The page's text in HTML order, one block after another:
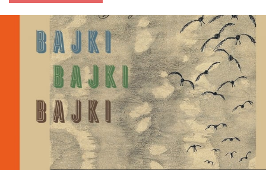
Kliknij, aby powiększyć